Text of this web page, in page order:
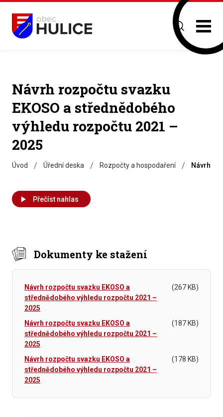
Návrh rozpočtu svazku
EKOSO a střednědobého
výhledu rozpočtu 2021 –
2025
Úvod / Úřední deska / Rozpočty a hospodaření / Návrh
Přečíst nahlas
Dokumenty ke stažení
Návrh rozpočtu svazku EKOSO a
střednědobého výhledu rozpočtu 2021 –
2025
(267 KB)
Návrh rozpočtu svazku EKOSO a
střednědobého výhledu rozpočtu 2021 –
2025
(187 KB)
Návrh rozpočtu svazku EKOSO a
střednědobého výhledu rozpočtu 2021 –
2025
(178 KB)